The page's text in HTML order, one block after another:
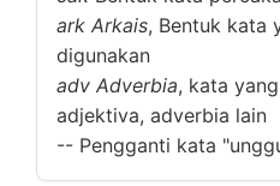
ark Arkais, Bentuk kata
digunakan
adv Adverbia, kata
adjektiva, adverbia lain
-- Pengganti kata